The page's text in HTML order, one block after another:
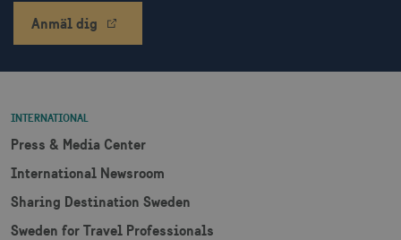
Anmäl dig
INTERNATIONAL
Press & Media Center
International Newsroom
Sharing Destination Sweden
Sweden for Travel Professionals